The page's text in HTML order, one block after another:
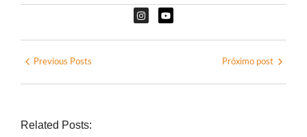
Previous Posts Próximo post
Related Posts: